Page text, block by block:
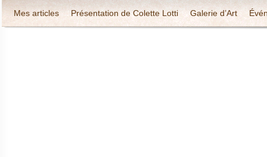
Mes articles Présentation de Colette Lotti Galerie d’Art